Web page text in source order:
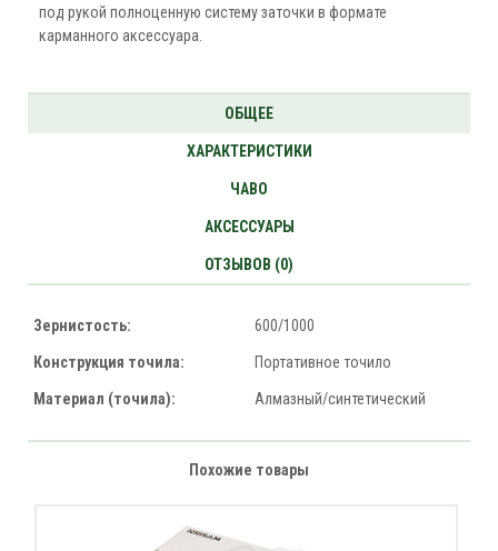
под рукой полноценную систему заточки в формате
карманного аксессуара.
ОБЩЕЕ
ХАРАКТЕРИСТИКИ
ЧАВО
АКСЕССУАРЫ
ОТЗЫВОВ (0)
Зернистость: 600/1000
Конструкция точила: Портативное точило
Материал (точила): Алмазный/синтетический
Похожие товары